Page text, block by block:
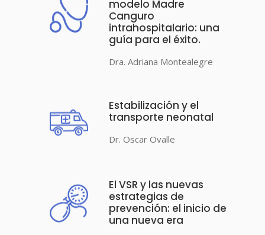
modelo Madre
Canguro
intrahospitalario: una
guía para el éxito.
Dra. Adriana Montealegre
Estabilización y el
transporte neonatal
Dr. Oscar Ovalle
El VSR y las nuevas
estrategias de
prevención: el inicio de
una nueva era